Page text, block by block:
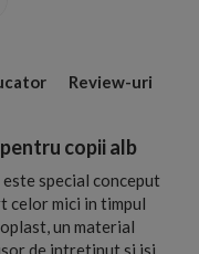
Review-uri
copii alb
special conceput
celor mici in timpul
un material
de intretinut si isi